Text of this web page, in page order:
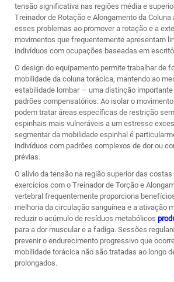
tensão significativa nas regiões média e
Treinador de Rotação e Alongamento da
esses problemas ao promover a rotação e a
movimentos que frequentemente apresentam
indivíduos com ocupações baseadas em
O design do equipamento permite trabalhar de
mobilidade da coluna torácica, mantendo ao
estabilidade lombar — uma distinção importante
padrões compensatórios. Ao isolar o
podem tratar áreas específicas de restrição
espinhais mais vulneráveis a um estresse
segmentar da mobilidade espinhal é
indivíduos com padrões complexos de dor ou
prévias.
O alívio da tensão na região superior das costas
exercícios com o Treinador de Torção e
vertebral frequentemente proporciona
melhoria da circulação sanguínea e a ativação
reduzir o acúmulo de resíduos metabólicos
para a dor muscular e a fadiga. Sessões
prevenir o endurecimento progressivo que
mobilidade torácica não são tratadas ao longo
prolongados.